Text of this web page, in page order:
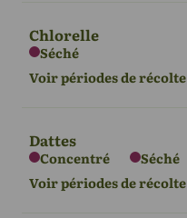
Asie Afrique
Chlorelle
Séché
Voir périodes de récolte
Asie
Dattes
Concentré Séché
Voir périodes de récolte